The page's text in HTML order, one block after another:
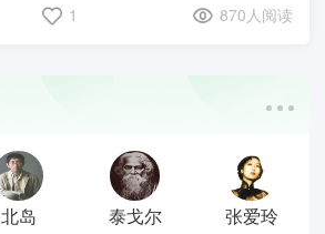
1 870人阅读
北岛 泰戈尔 张爱玲